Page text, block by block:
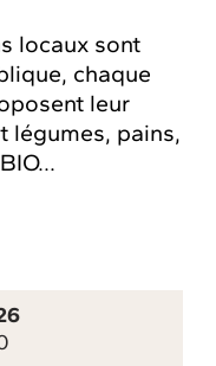
locaux sont
chaque
leur
légumes, pains,